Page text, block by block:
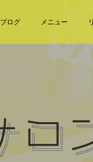
ブログ メニュー